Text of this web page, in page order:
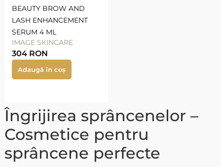
BEAUTY BROW AND
LASH ENHANCEMENT
SERUM 4 ML
IMAGE SKINCARE
304 RON
Adaugă în coș
Îngrijirea sprâncenelor –
Cosmetice pentru
sprâncene perfecte